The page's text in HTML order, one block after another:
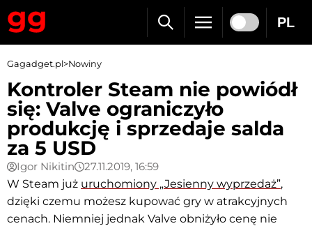
PL
Gagadget.pl>Nowiny
Kontroler Steam nie powiódł
się: Valve ograniczyło
produkcję i sprzedaje salda
za 5 USD
Igor Nikitin
27.11.2019, 16:59
W Steam już uruchomiony „Jesienny wyprzedaż”,
dzięki czemu możesz kupować gry w atrakcyjnych
cenach. Niemniej jednak Valve obniżyło cenę nie